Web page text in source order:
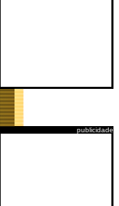
publicidade